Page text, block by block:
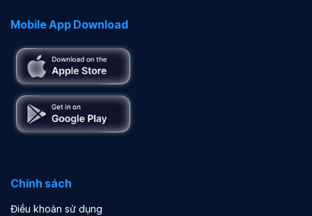
Mobile App Download
Chính sách
Điều khoản sử dụng